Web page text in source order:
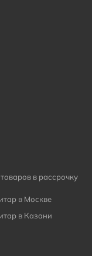
в рассрочку
в Москве
в Казани